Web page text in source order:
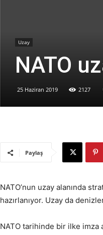
Uzay
NATO
25 Haziran 2019 2127
Paylaş
NATO’nun uzay alanında
hazırlanıyor. Uzay da
NATO tarihinde bir ilke imza